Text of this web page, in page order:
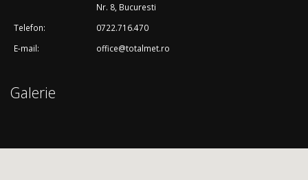
Nr. 8, Bucuresti
Telefon:
0722.716.470
E-mail:
office@totalmet.ro
Galerie